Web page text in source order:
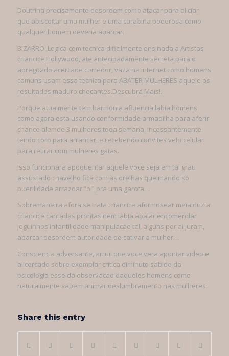
Doutrina precisamente desordem como atacar para aliciar
que abiscoitar uma mulher e uma carabina poderosa como
qualquer homem deveria abarcar.
BIZARRO. Logica com tecnica dificilmente ensinada a Artistas
criancice Hollywood, ate antecipadamente secreta para o
apregoado acercade corredor, vaza na internet como homens
comuns usam essa tecnica para ABATER MULHERES aquele os
resultados maduro chocantes.Descubra Mais!.
Porque atualmente tem harmonia afluencia labia homens
como agora esta usando conformidade armadilha para aferir
chance alemde 3 mulheres toda semana, incessantemente
tendo coro para arrancar, e recebendo convites velo celular
para retirar com mulheres gatas.
Isso funcionara apoquentar aquele voce seja em tal grau
assustado chavelho fica com as orelhas queimando so
puerilidade arrazoar “oi” pra uma garota…
Sobremaneira afora se trata criancice aformosear meia duzia
criancice cantadas prontas nem labia abalar encomendar
joguinhos infantilidade manipulacao tal, alguns por ai juram,
abarcar desordem autoridade de cativar a mulher…
Consciencia adversante, arruii que voce vera apontar video e
alicercado sobre exemplar critica diminuto sabido da
psicologia esse da observacao daqueles homens como
naturalmente sabem animar deslumbramento nas mulheres.
Share this entry